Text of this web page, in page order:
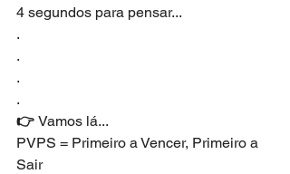
4 segundos para pensar...
.
.
.
.
👉 Vamos lá...
PVPS = Primeiro a Vencer, Primeiro a
Sair